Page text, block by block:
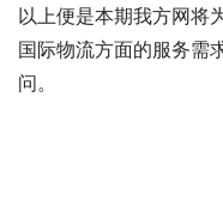
以上便是本期我方网将
国际物流方面的服务需
问。